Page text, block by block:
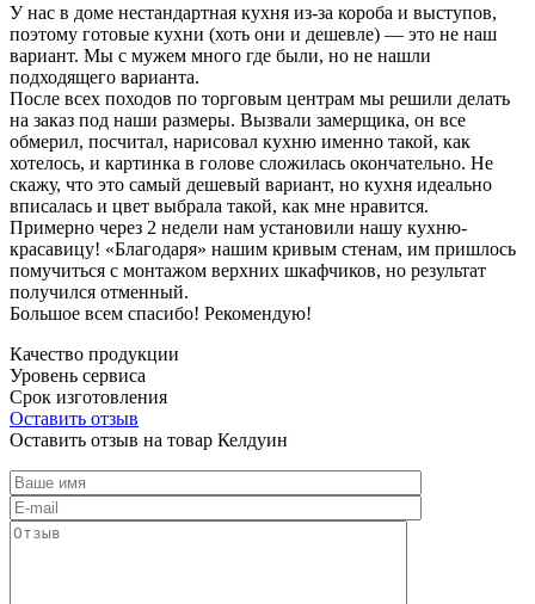
У нас в доме нестандартная кухня из-за короба и выступов,
поэтому готовые кухни (хоть они и дешевле) — это не наш
вариант. Мы с мужем много где были, но не нашли
подходящего варианта.
После всех походов по торговым центрам мы решили делать
на заказ под наши размеры. Вызвали замерщика, он все
обмерил, посчитал, нарисовал кухню именно такой, как
хотелось, и картинка в голове сложилась окончательно. Не
скажу, что это самый дешевый вариант, но кухня идеально
вписалась и цвет выбрала такой, как мне нравится.
Примерно через 2 недели нам установили нашу кухню-
красавицу! «Благодаря» нашим кривым стенам, им пришлось
помучиться с монтажом верхних шкафчиков, но результат
получился отменный.
Большое всем спасибо! Рекомендую!
Качество продукции
Уровень сервиса
Срок изготовления
Оставить отзыв
Оставить отзыв на товар Келдуин